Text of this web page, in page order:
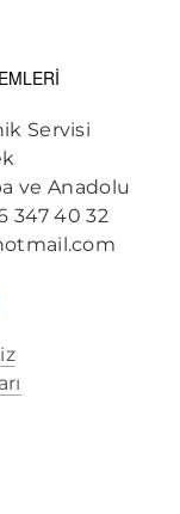
Servisi
ve Anadolu
347 40 32